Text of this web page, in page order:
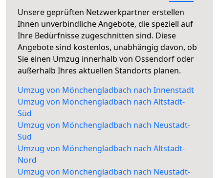
Unsere geprüften Netzwerkpartner erstellen
Ihnen unverbindliche Angebote, die speziell auf
Ihre Bedürfnisse zugeschnitten sind. Diese
Angebote sind kostenlos, unabhängig davon, ob
Sie einen Umzug innerhalb von Ossendorf oder
außerhalb Ihres aktuellen Standorts planen.
Umzug von Mönchengladbach nach Innenstadt
Umzug von Mönchengladbach nach Altstadt-
Süd
Umzug von Mönchengladbach nach Neustadt-
Süd
Umzug von Mönchengladbach nach Altstadt-
Nord
Umzug von Mönchengladbach nach Neustadt-